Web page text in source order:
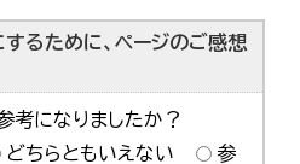
するために、ページのご感想
考になりましたか？
どちらともいえない
参